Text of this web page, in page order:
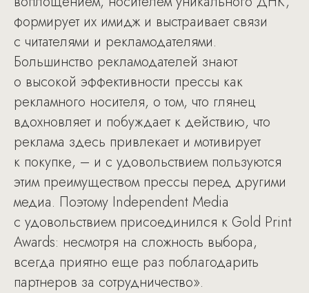
формирует их имидж и выстраивает связи
с читателями и рекламодателями.
Большинство рекламодателей знают
о высокой эффективности прессы как
рекламного носителя, о том, что глянец
вдохновляет и побуждает к действию, что
реклама здесь привлекает и мотивирует
к покупке, – и с удовольствием пользуются
этим преимуществом прессы перед другими
медиа. Поэтому Independent Media
с удовольствием присоединился к Gold Print
Awards: несмотря на сложность выбора,
всегда приятно еще раз поблагодарить
партнеров за сотрудничество».